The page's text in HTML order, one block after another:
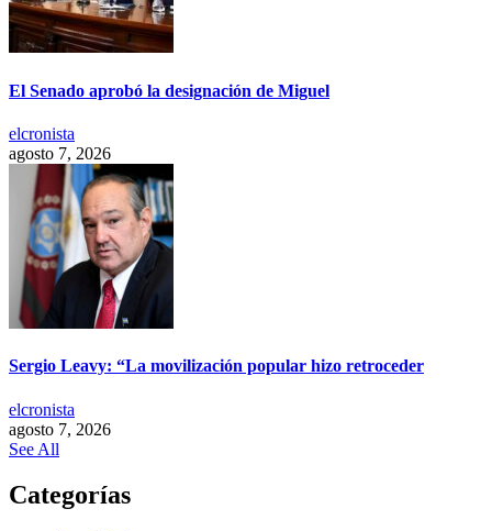
El Senado aprobó la designación de Miguel
elcronista
agosto 7, 2026
Sergio Leavy: “La movilización popular hizo retroceder
elcronista
agosto 7, 2026
See All
Categorías